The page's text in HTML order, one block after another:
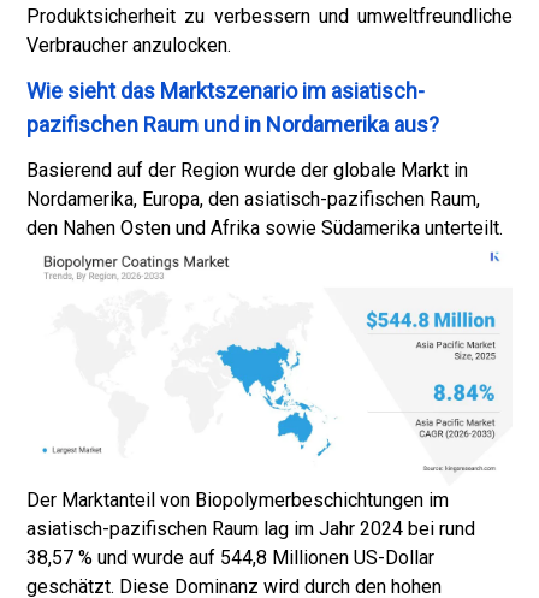
Produktsicherheit zu verbessern und umweltfreundliche
Verbraucher anzulocken.
Wie sieht das Marktszenario im asiatisch-
pazifischen Raum und in Nordamerika aus?
Basierend auf der Region wurde der globale Markt in
Nordamerika, Europa, den asiatisch-pazifischen Raum,
den Nahen Osten und Afrika sowie Südamerika unterteilt.
Der Marktanteil von Biopolymerbeschichtungen im
asiatisch-pazifischen Raum lag im Jahr 2024 bei rund
38,57 % und wurde auf 544,8 Millionen US-Dollar
geschätzt. Diese Dominanz wird durch den hohen